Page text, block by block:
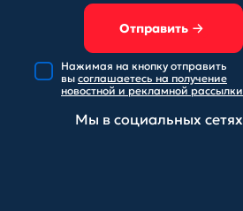
Отправить
Нажимая на кнопку отправить
вы соглашаетесь на получение
новостной и рекламной рассылки
Мы в социальных сетях